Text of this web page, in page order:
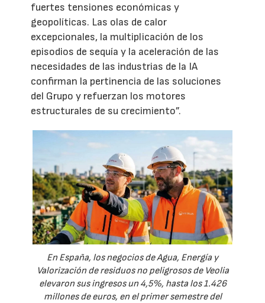
fuertes tensiones económicas y
geopolíticas. Las olas de calor
excepcionales, la multiplicación de los
episodios de sequía y la aceleración de las
necesidades de las industrias de la IA
confirman la pertinencia de las soluciones
del Grupo y refuerzan los motores
estructurales de su crecimiento”.
En España, los negocios de Agua, Energía y
Valorización de residuos no peligrosos de Veolia
elevaron sus ingresos un 4,5%, hasta los 1.426
millones de euros, en el primer semestre del